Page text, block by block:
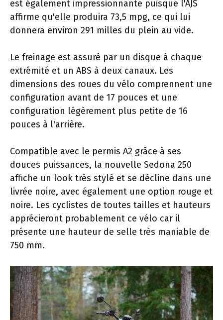
est également impressionnante puisque l'AJS
affirme qu'elle produira 73,5 mpg, ce qui lui
donnera environ 291 milles du plein au vide.
Le freinage est assuré par un disque à chaque
extrémité et un ABS à deux canaux. Les
dimensions des roues du vélo comprennent une
configuration avant de 17 pouces et une
configuration légèrement plus petite de 16
pouces à l'arrière.
Compatible avec le permis A2 grâce à ses
douces puissances, la nouvelle Sedona 250
affiche un look très stylé et se décline dans une
livrée noire, avec également une option rouge et
noire. Les cyclistes de toutes tailles et hauteurs
apprécieront probablement ce vélo car il
présente une hauteur de selle très maniable de
750 mm.